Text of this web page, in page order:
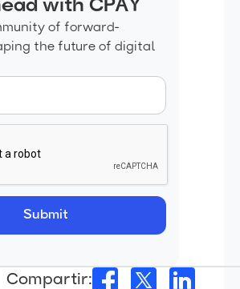
with CPAY
of forward-
the future of digital
Compartir: